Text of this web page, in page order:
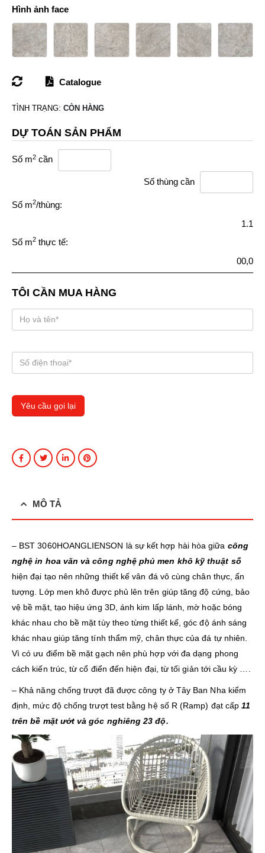
Hình ảnh face
Catalogue
TÌNH TRẠNG: CÒN HÀNG
DỰ TOÁN SẢN PHẨM
Số m2 cần
Số thùng cần
Số m2/thùng:
1.1
Số m2 thực tế:
00,0
TÔI CẦN MUA HÀNG
MÔ TẢ
– BST 3060HOANGLIENSON là sự kết hợp hài hòa giữa công
nghệ in hoa văn và công nghệ phủ men khô kỹ thuật số
hiện đại tạo nên những thiết kế vân đá vô cùng chân thực, ấn
tượng. Lớp men khô được phủ lên trên giúp tăng độ cứng, bảo
vệ bề mặt, tạo hiệu ứng 3D, ánh kim lấp lánh, mờ hoặc bóng
khác nhau cho bề mặt tùy theo từng thiết kế, góc độ ánh sáng
khác nhau giúp tăng tính thẩm mỹ, chân thực của đá tự nhiên.
Vì có ưu điểm bề mặt gạch nên phù hợp với đa dạng phong
cách kiến trúc, từ cổ điển đến hiện đại, từ tối giản tới cầu kỳ ….
– Khả năng chống trượt đã được công ty ở Tây Ban Nha kiểm
định, mức độ chống trượt test bằng hệ số R (Ramp) đạt cấp11
trên bề mặt ướt và góc nghiêng 23 độ.